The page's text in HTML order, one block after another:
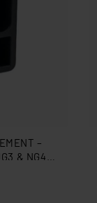
–
& NG4